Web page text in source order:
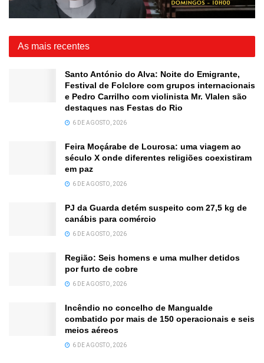
As mais recentes
Santo António do Alva: Noite do Emigrante,
Festival de Folclore com grupos internacionais
e Pedro Carrilho com violinista Mr. Vlalen são
destaques nas Festas do Rio
6 DE AGOSTO, 2026
Feira Moçárabe de Lourosa: uma viagem ao
século X onde diferentes religiões coexistiram
em paz
6 DE AGOSTO, 2026
PJ da Guarda detém suspeito com 27,5 kg de
canábis para comércio
6 DE AGOSTO, 2026
Região: Seis homens e uma mulher detidos
por furto de cobre
6 DE AGOSTO, 2026
Incêndio no concelho de Mangualde
combatido por mais de 150 operacionais e seis
meios aéreos
6 DE AGOSTO, 2026